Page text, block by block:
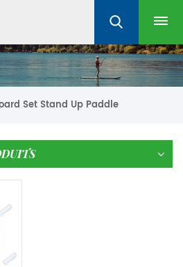
Set Stand Up Paddle